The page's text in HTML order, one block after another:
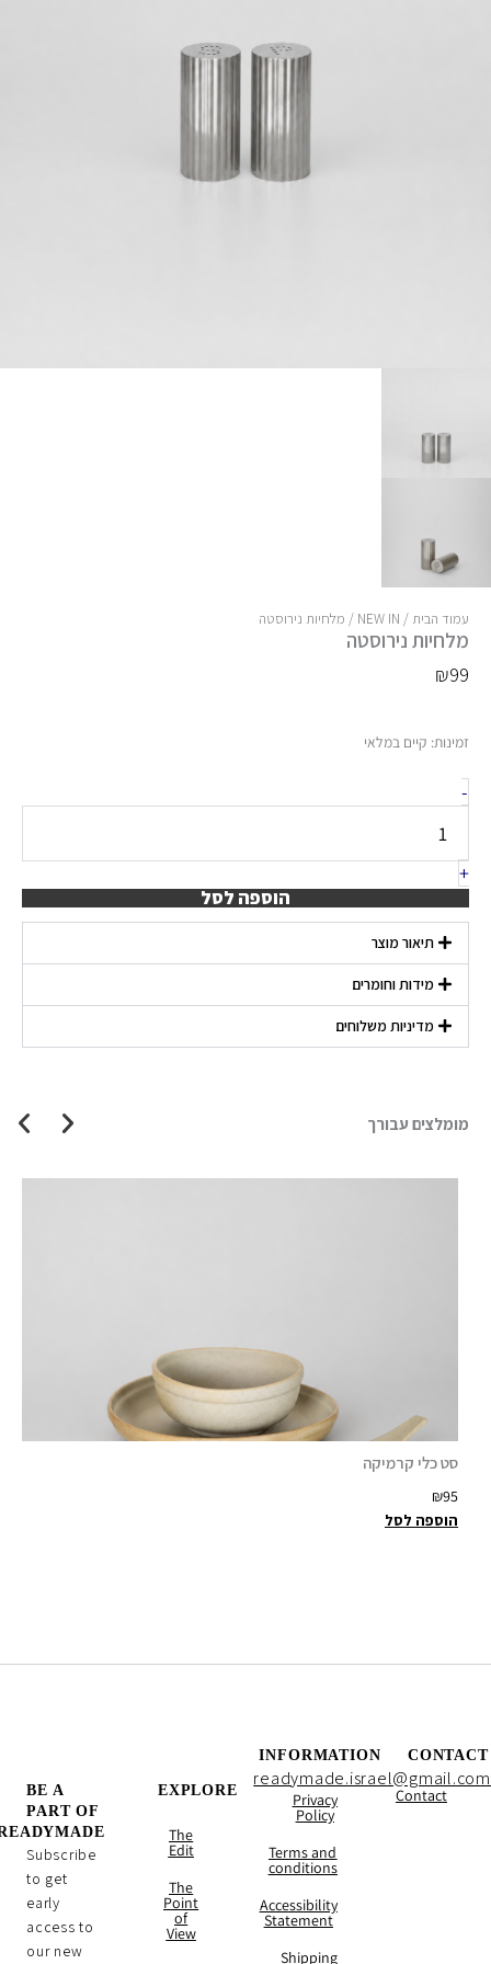
עמוד הבית /
NEW IN / מלחיות נירוסטה
מלחיות נירוסטה
₪99
זמינות: קיים במלאי
-
כמות
מלחיות
נירוסטה
+
הוספה לסל
תיאור מוצר
מידות וחומרים
מדיניות משלוחים
מומלצים עבורך
סט כלי קרמיקה
₪95
הוספה לסל
CONTACT
readymade.israel@gmail.com
Contact
INFORMATION
Privacy
Policy
Terms and
conditions
Accessibility
Statement
Shipping
EXPLORE
The
Edit
The
Point
of
View
BE A
PART OF
Subscribe
to get
early
access to
our new